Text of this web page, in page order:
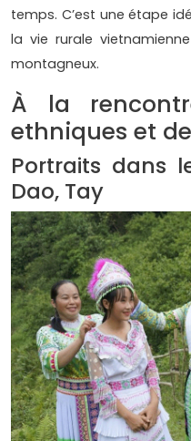
temps. C’est une étape
la vie rurale
montagneux.
À la
ethniques et
Portraits dans
Dao, Tay